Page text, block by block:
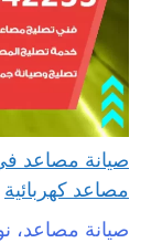
مصاعد كهربائية
صيانة مصاعد،